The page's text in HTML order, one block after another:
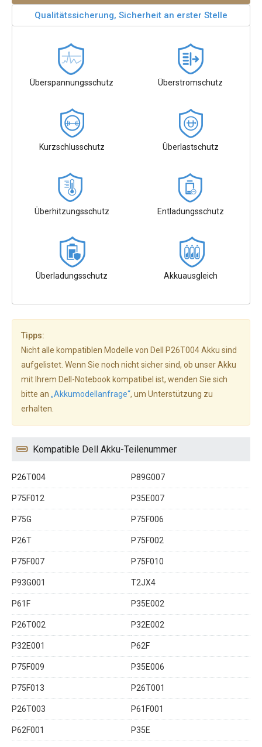
Qualitätssicherung, Sicherheit an erster Stelle
Überspannungsschutz Überstromschutz
Kurzschlusschutz Überlastschutz
Überhitzungsschutz Entladungsschutz
Überladungsschutz Akkuausgleich
Tipps:
Nicht alle kompatiblen Modelle von Dell P26T004 Akku sind
aufgelistet. Wenn Sie noch nicht sicher sind, ob unser Akku
mit Ihrem Dell-Notebook kompatibel ist, wenden Sie sich
bitte an „Akkumodellanfrage“, um Unterstützung zu
erhalten.
Kompatible Dell Akku-Teilenummer
P26T004 P89G007
P75F012 P35E007
P75G P75F006
P26T P75F002
P75F007 P75F010
P93G001 T2JX4
P61F P35E002
P26T002 P32E002
P32E001 P62F
P75F009 P35E006
P75F013 P26T001
P26T003 P61F001
P62F001 P35E